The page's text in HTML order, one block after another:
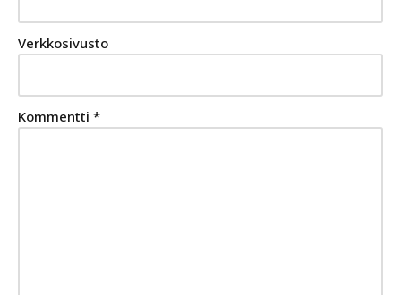
Verkkosivusto
Kommentti *